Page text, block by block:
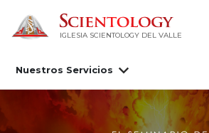
IGLESIA SCIENTOLOGY DEL VALLE
Nuestros Servicios